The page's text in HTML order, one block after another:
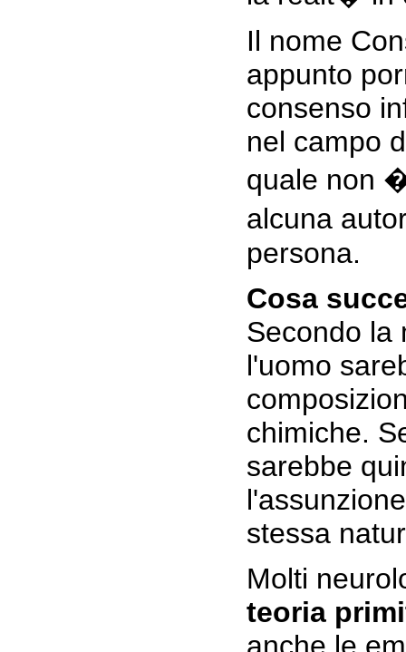
Il nome
appunto
consenso
nel campo
quale non
alcuna
persona.
Cosa
Secondo la
l'uomo
chimiche.
sarebbe
stessa
Molti
teoria